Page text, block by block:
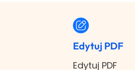
Edytuj PDF
Edytuj PDF